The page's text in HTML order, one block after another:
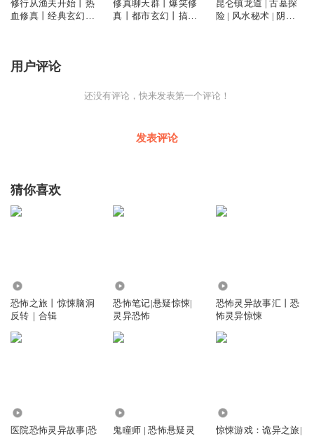
修行从渔夫开始丨热
血修真丨经典玄幻丨
修真聊天群丨爆笑修
真丨都市玄幻丨搞笑
昆仑镇龙道 | 古墓探
险 | 风水秘术 | 阴阳
用户评论
还没有评论，快来发表第一个评论！
发表评论
猜你喜欢
恐怖之旅丨惊悚脑洞
反转｜合辑
恐怖笔记|悬疑惊悚|
灵异恐怖
恐怖灵异故事汇丨恐
怖灵异惊悚
医院恐怖灵异故事|恐
鬼瞳师 | 恐怖悬疑灵
惊悚游戏：诡异之旅|